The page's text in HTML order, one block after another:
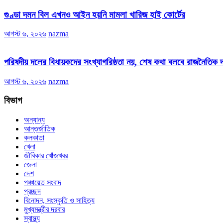
গুণ্ডা দমন বিল এখনও আইন হয়নি মামলা খারিজ হাই কোর্টের
আগস্ট ৬, ২০২৬ nazma
পরিষদীয় দলের বিধায়কদের সংখ্যাগরিষ্ঠতা নয়, শেষ কথা বলবে
আগস্ট ৬, ২০২৬ nazma
বিভাগ
অন্যান্য
আন্তর্জাতিক
কলকাতা
খেলা
জীবিকার খোঁজখবর
জেলা
দেশ
পঞ্চায়েত সংবাদ
প্রচ্ছদ
বিনোদন, সংস্কৃতি ও সাহিত্য
মুখ্যমন্ত্রীর দরবার
স্বাস্থ্য